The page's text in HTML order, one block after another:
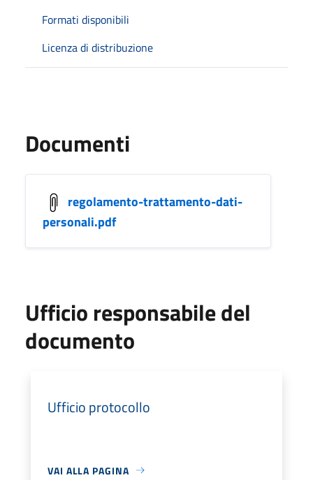
Formati disponibili
Licenza di distribuzione
Documenti
regolamento-trattamento-dati-
personali.pdf
Ufficio responsabile del
documento
Ufficio protocollo
VAI ALLA PAGINA